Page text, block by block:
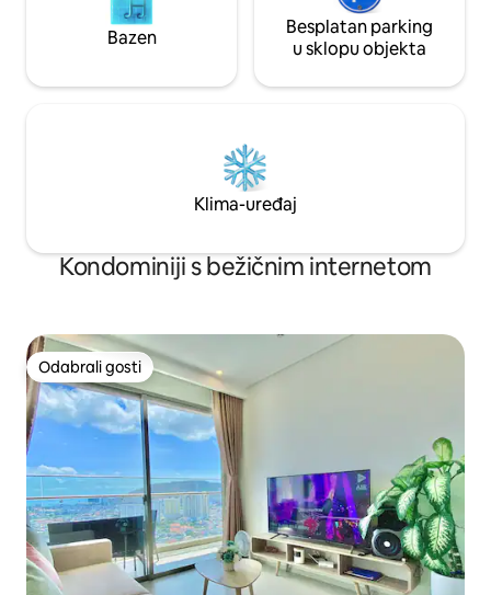
Bazen
Besplatan parking
u sklopu objekta
Klima-uređaj
Kondominiji s bežičnim internetom
Odabrali gosti
Odabrali gosti